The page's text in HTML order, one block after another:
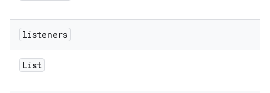
listeners
List